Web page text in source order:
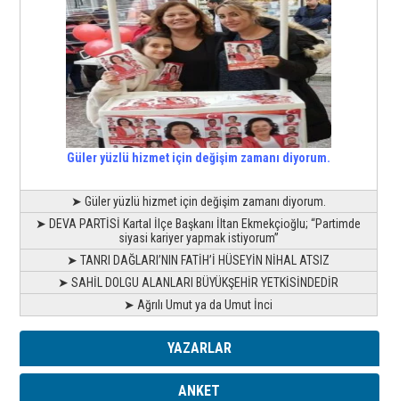
Güler yüzlü hizmet için değişim zamanı diyorum.
➤ Güler yüzlü hizmet için değişim zamanı diyorum.
➤ DEVA PARTİSİ Kartal İlçe Başkanı İltan Ekmekçioğlu; “Partimde
siyasi kariyer yapmak istiyorum”
➤ TANRI DAĞLARI’NIN FATİH’İ HÜSEYİN NİHAL ATSIZ
➤ SAHİL DOLGU ALANLARI BÜYÜKŞEHİR YETKİSİNDEDİR
➤ Ağrılı Umut ya da Umut İnci
YAZARLAR
ANKET